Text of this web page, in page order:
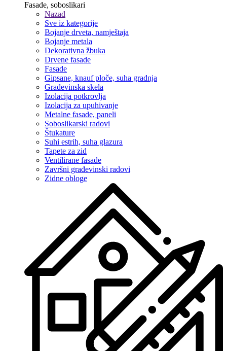
Fasade, soboslikari
Nazad
Sve iz kategorije
Bojanje drveta, namještaja
Bojanje metala
Dekorativna žbuka
Drvene fasade
Fasade
Gipsane, knauf ploče, suha gradnja
Građevinska skela
Izolacija potkrovlja
Izolacija za upuhivanje
Metalne fasade, paneli
Soboslikarski radovi
Štukature
Suhi estrih, suha glazura
Tapete za zid
Ventilirane fasade
Završni građevinski radovi
Zidne obloge